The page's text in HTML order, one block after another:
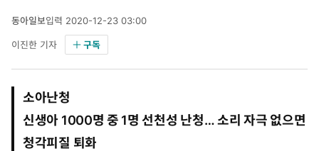
기
동아일보입력 2020-12-23 03:00
0
1
2
월
2
이진한 기자 구독
소아난청
신생아 1000명 중 1명 선천성 난청… 소리 자극 없으면
청각피질 퇴화